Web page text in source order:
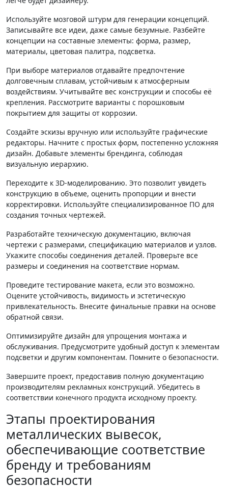
Используйте мозговой штурм для генерации концепций.
Записывайте все идеи, даже самые безумные. Разбейте
концепции на составные элементы: форма, размер,
материалы, цветовая палитра, подсветка.
При выборе материалов отдавайте предпочтение
долговечным сплавам, устойчивым к атмосферным
воздействиям. Учитывайте вес конструкции и способы её
крепления. Рассмотрите варианты с порошковым
покрытием для защиты от коррозии.
Создайте эскизы вручную или используйте графические
редакторы. Начните с простых форм, постепенно усложняя
дизайн. Добавьте элементы брендинга, соблюдая
визуальную иерархию.
Переходите к 3D-моделированию. Это позволит увидеть
конструкцию в объеме, оценить пропорции и внести
корректировки. Используйте специализированное ПО для
создания точных чертежей.
Разработайте техническую документацию, включая
чертежи с размерами, спецификацию материалов и узлов.
Укажите способы соединения деталей. Проверьте все
размеры и соединения на соответствие нормам.
Проведите тестирование макета, если это возможно.
Оцените устойчивость, видимость и эстетическую
привлекательность. Внесите финальные правки на основе
обратной связи.
Оптимизируйте дизайн для упрощения монтажа и
обслуживания. Предусмотрите удобный доступ к элементам
подсветки и другим компонентам. Помните о безопасности.
Завершите проект, предоставив полную документацию
производителям рекламных конструкций. Убедитесь в
соответствии конечного продукта исходному проекту.
Этапы проектирования
металлических вывесок,
обеспечивающие соответствие
бренду и требованиям
безопасности